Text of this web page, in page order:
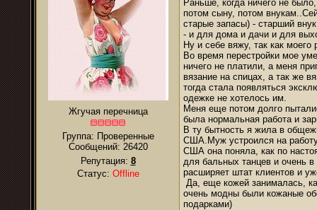
Жгучая перечница
Группа: Проверенные
Сообщений: 26420
Репутация: 8
Статус: Offline
Раньше, когда ничего не
потом сыну, потом
старые запасы) - старший
- и для дома и дачи и для
Ну и себе вяжу, так как
Во время перестройки мое
ничего не платили, а меня
вязание на спицах, а так же
тогда стала появляться
одежке не хотелось им.
Меня еще потом долго
была нормальная работа и
В ту бытность я жила в
США.Муж устроился на
США она поняла, как по
для бальных танцев и очень
расширяет штат клиентов и
Да, еще кожей занималась,
очень модны были кожаные
подарками)